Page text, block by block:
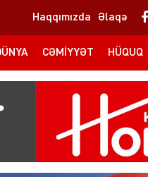
Haqqımızda Əlaqə
CƏMIYYƏT HÜQUQ